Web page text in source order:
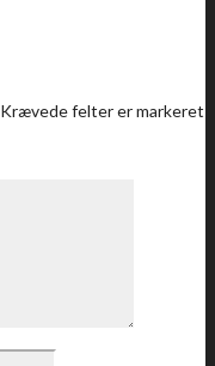
Krævede felter er markeret